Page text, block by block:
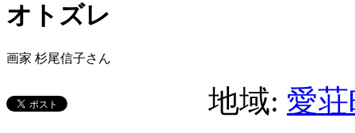
オトズレ
画家 杉尾信子さん
地域: 愛